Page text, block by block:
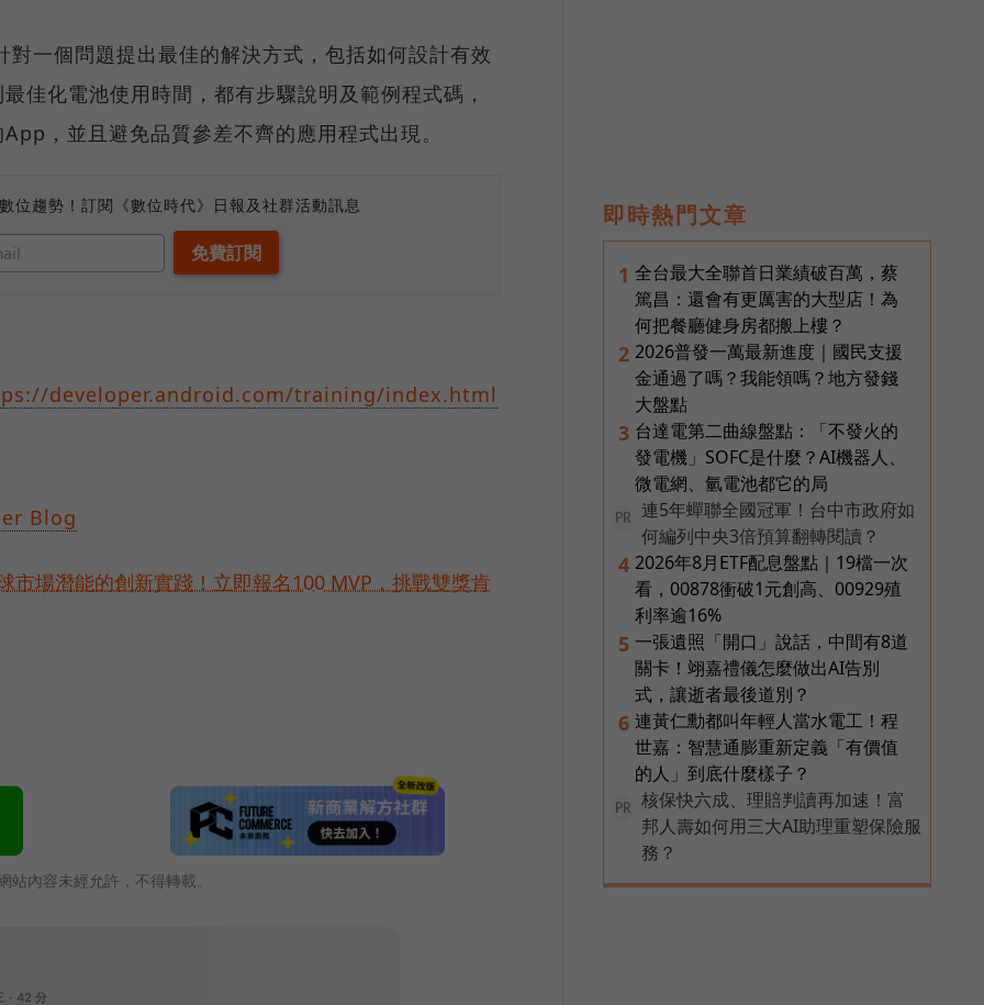
一個問題提出最佳的解決方式，包括如何設計有效
佳化電池使用時間，都有步驟說明及範例程式碼，
，並且避免品質參差不齊的應用程式出現。
位趨勢！訂閱《數位時代》日報及社群活動訊息
developer.android.com/training/index.html
Blog
市場潛能的創新實踐！立即報名100 MVP，挑戰雙獎肯
站內容未經允許，不得轉載。
即時熱門文章
1 全台最大全聯首日業績破百萬，蔡
篤昌：還會有更厲害的大型店！為
何把餐廳健身房都搬上樓？
2 2026普發一萬最新進度｜國民支援
金通過了嗎？我能領嗎？地方發錢
大盤點
3 台達電第二曲線盤點：「不發火的
發電機」SOFC是什麼？AI機器人、
微電網、氫電池都它的局
PR
連5年蟬聯全國冠軍！台中市政府如
何編列中央3倍預算翻轉閱讀？
4 2026年8月ETF配息盤點｜19檔一次
看，00878衝破1元創高、00929殖
利率逾16%
5 一張遺照「開口」說話，中間有8道
關卡！翊嘉禮儀怎麼做出AI告別
式，讓逝者最後道別？
6 連黃仁勳都叫年輕人當水電工！程
世嘉：智慧通膨重新定義「有價值
的人」到底什麼樣子？
PR
核保快六成、理賠判讀再加速！富
邦人壽如何用三大AI助理重塑保險服
務？